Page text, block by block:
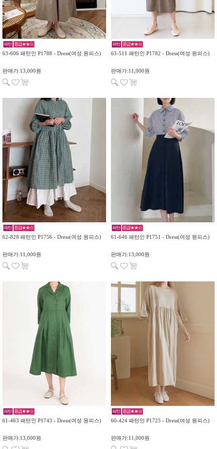
패턴 중급★★☆
63-606 패턴인 P1788 - Dress(여성 원피스)
판매가:13,000원
패턴 중급★★☆
63-511 패턴인 P1782 - Dress(여성 원피스)
판매가:11,000원
패턴 중급★★☆
62-828 패턴인 P1756 - Dress(여성 원피스)
판매가:11,000원
패턴 중급★★☆
61-646 패턴인 P1751 - Dress(여성 원피스)
판매가:13,000원
패턴 중급★★☆
61-463 패턴인 P1743 - Dress(여성 원피스)
판매가:13,000원
패턴 중급★★☆
60-424 패턴인 P1725 - Dress(여성 원피스)
판매가:11,000원